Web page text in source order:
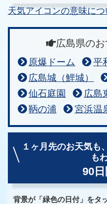
天気アイコンの意味につ
広島県の
原爆ドーム
平
広島城（鯉城）
仙石庭園
広島
鞆の浦
宮浜温
１ヶ月先のお天気も、
も
90
背景が「緑色の日付」をタ